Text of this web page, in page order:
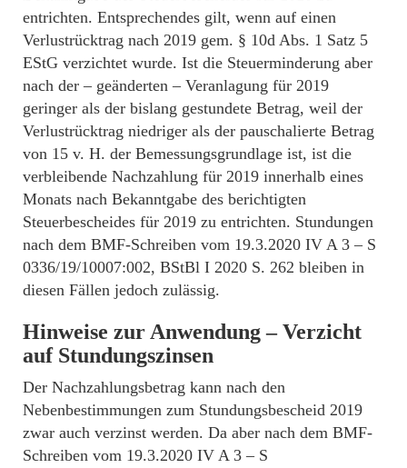
entrichten. Entsprechendes gilt, wenn auf einen
Verlustrücktrag nach 2019 gem. § 10d Abs. 1 Satz 5
EStG verzichtet wurde. Ist die Steuerminderung aber
nach der – geänderten – Veranlagung für 2019
geringer als der bislang gestundete Betrag, weil der
Verlustrücktrag niedriger als der pauschalierte Betrag
von 15 v. H. der Bemessungsgrundlage ist, ist die
verbleibende Nachzahlung für 2019 innerhalb eines
Monats nach Bekanntgabe des berichtigten
Steuerbescheides für 2019 zu entrichten. Stundungen
nach dem BMF-Schreiben vom 19.3.2020 IV A 3 – S
0336/19/10007:002, BStBl I 2020 S. 262 bleiben in
diesen Fällen jedoch zulässig.
Hinweise zur Anwendung – Verzicht
auf Stundungszinsen
Der Nachzahlungsbetrag kann nach den
Nebenbestimmungen zum Stundungsbescheid 2019
zwar auch verzinst werden. Da aber nach dem BMF-
Schreiben vom 19.3.2020 IV A 3 – S